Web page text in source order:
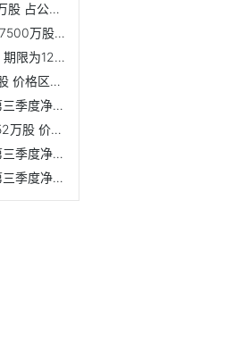
大参林控股股东柯金龙质押610万股 占公司总股本比例的0.77%
新城控股控股股东富域发展质押7500万股 占公司总股本比例的3.32%
航天电子发行10亿元短期融资券 期限为122天
贝肯能源股东蒋莉减持48.54万股 价格区间为7.97-8.28元/股
睿能科技副总经理唐宝桃辞职 第三季度净利润为2471万元
理工环科2名股东合计减持169.52万股 价格区间为9.08-13.49元/股
光明乳业副总经理陆骏飞辞职 第三季度净利润为1.84亿元
飞天诚信副总经理郁群慧辞职 第三季度净亏损1225万元